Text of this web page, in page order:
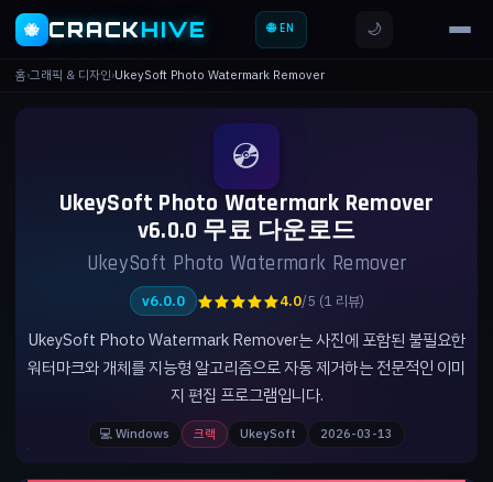
🐝 CRACKHIVE 🌐 EN 🌙
홈›그래픽 & 디자인›UkeySoft Photo Watermark Remover
💿
UkeySoft Photo Watermark Remover
v6.0.0 무료 다운로드
UkeySoft Photo Watermark Remover
v6.0.0 ★★★★★4.0/5 (1 리뷰)
UkeySoft Photo Watermark Remover는 사진에 포함된 불필요한
워터마크와 개체를 지능형 알고리즘으로 자동 제거하는 전문적인 이미
지 편집 프로그램입니다.
💻 Windows 크랙 UkeySoft 2026-03-13